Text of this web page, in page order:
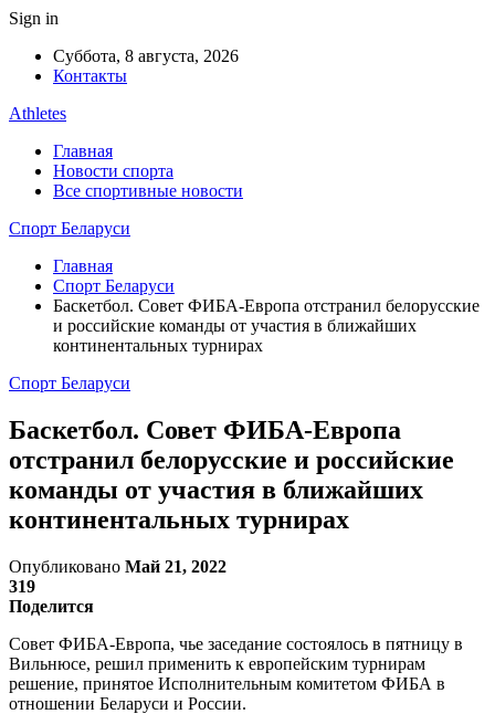
Sign in
Суббота, 8 августа, 2026
Контакты
Athletes
Главная
Новости спорта
Все спортивные новости
Спорт Беларуси
Главная
Спорт Беларуси
Баскетбол. Совет ФИБА-Европа отстранил белорусские
и российские команды от участия в ближайших
континентальных турнирах
Спорт Беларуси
Баскетбол. Совет ФИБА-Европа
отстранил белорусские и российские
команды от участия в ближайших
континентальных турнирах
Опубликовано Май 21, 2022
319
Поделится
Совет ФИБА-Европа, чье заседание состоялось в пятницу в
Вильнюсе, решил применить к европейским турнирам
решение, принятое Исполнительным комитетом ФИБА в
отношении Беларуси и России.